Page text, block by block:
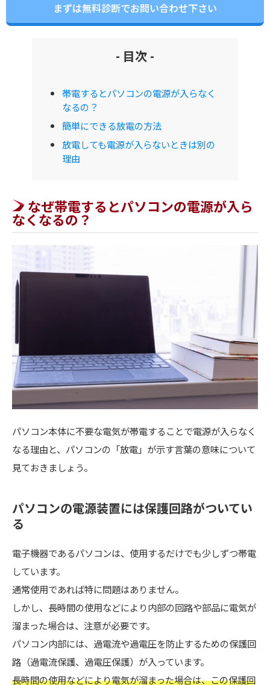
まずは無料診断でお問い合わせ下さい
- 目次 -
帯電するとパソコンの電源が入らなく
なるの？
簡単にできる放電の方法
放電しても電源が入らないときは別の
理由
なぜ帯電するとパソコンの電源が入ら
なくなるの？
パソコン本体に不要な電気が帯電することで電源が入らなく
なる理由と、パソコンの「放電」が示す言葉の意味について
見ておきましょう。
パソコンの電源装置には保護回路がついてい
る
電子機器であるパソコンは、使用するだけでも少しずつ帯電
しています。
通常使用であれば特に問題はありません。
しかし、長時間の使用などにより内部の回路や部品に電気が
溜まった場合は、注意が必要です。
パソコン内部には、過電流や過電圧を防止するための保護回
路（過電流保護、過電圧保護）が入っています。
長時間の使用などにより電気が溜まった場合は、この保護回